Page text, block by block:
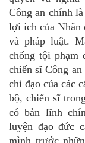
Công an chính
lợi ích của Nhân
và pháp luật.
chống tội phạm
chiến sĩ Công
chỉ đạo của các
bộ, chiến sĩ
có bản lĩnh
luyện đạo đức
mình trước